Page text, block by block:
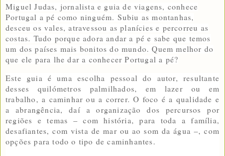
Miguel Judas, jornalista e guia de viagens, conhece
Portugal a pé como ninguém. Subiu as montanhas,
desceu os vales, atravessou as planícies e percorreu as
costas. Tudo porque adora andar a pé e sabe que temos
um dos países mais bonitos do mundo. Quem melhor do
que ele para lhe dar a conhecer Portugal a pé?
Este guia é uma escolha pessoal do autor, resultante
desses quilómetros palmilhados, em lazer ou em
trabalho, a caminhar ou a correr. O foco é a qualidade e
a abrangência, daí a organização dos percursos por
regiões e temas – com história, para toda a família,
desafiantes, com vista de mar ou ao som da água –, com
opções para todo o tipo de caminhantes.